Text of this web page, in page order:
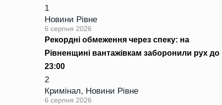
1
Новини Рівне
6 серпня 2026
Рекордні обмеження через спеку: на
Рівненщині вантажівкам заборонили рух до
23:00
2
Кримінал, Новини Рівне
6 серпня 2026